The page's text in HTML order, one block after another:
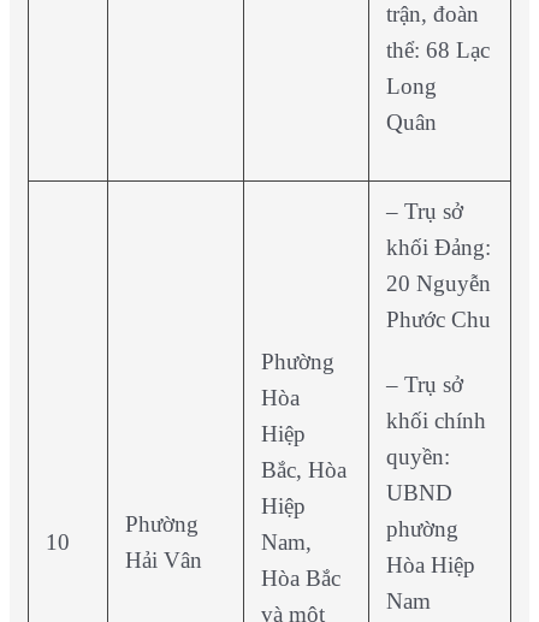
trận, đoàn
thể: 68 Lạc
Long
Quân
10
Phường
Hải Vân
Phường
Hòa
Hiệp
Bắc, Hòa
Hiệp
Nam,
Hòa Bắc
và một
– Trụ sở
khối Đảng:
20 Nguyễn
Phước Chu
– Trụ sở
khối chính
quyền:
UBND
phường
Hòa Hiệp
Nam